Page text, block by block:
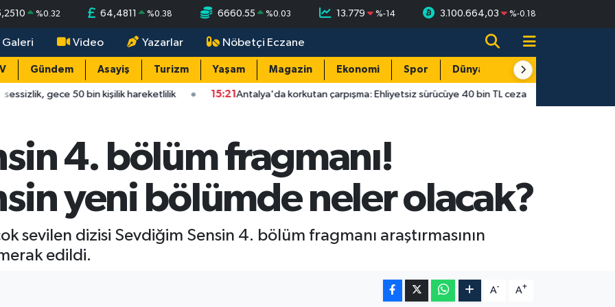
%0.32 64,4811 %0.38 6660.55 %0.03 13.779 %-14 3.100.664,03 %-0.18
Galeri Video Yazarlar Nöbetçi Eczane
Gündem Asayiş Turizm Yaşam Magazin Ekonomi Spor Dünya Resmi Reklamlar
50 bin kişilik hareketlilik 15:21 Antalya'da korkutan çarpışma: Ehliyetsiz sürücüye 40 bin TL ceza 14:55
4. bölüm fragmanı!
yeni bölümde neler olacak?
sevilen dizisi Sevdiğim Sensin 4. bölüm fragmanı araştırmasının
edildi.
A- A+